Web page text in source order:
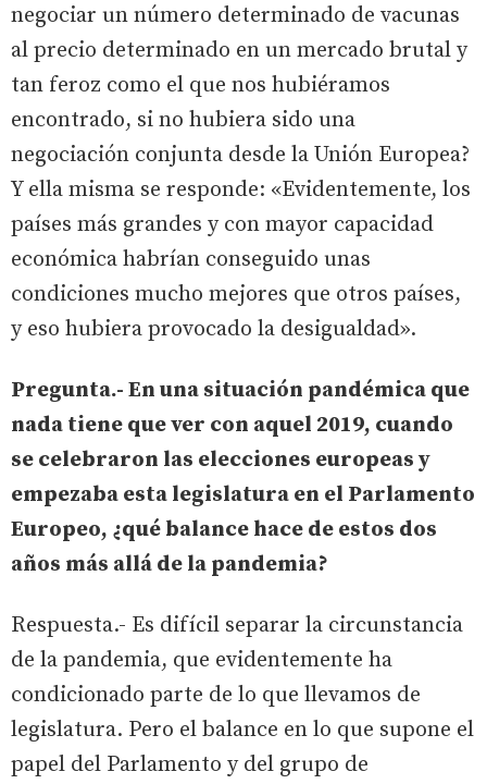
negociar un número determinado de vacunas
al precio determinado en un mercado brutal y
tan feroz como el que nos hubiéramos
encontrado, si no hubiera sido una
negociación conjunta desde la Unión Europea?
Y ella misma se responde: «Evidentemente, los
países más grandes y con mayor capacidad
económica habrían conseguido unas
condiciones mucho mejores que otros países,
y eso hubiera provocado la desigualdad».
Pregunta.- En una situación pandémica que
nada tiene que ver con aquel 2019, cuando
se celebraron las elecciones europeas y
empezaba esta legislatura en el Parlamento
Europeo, ¿qué balance hace de estos dos
años más allá de la pandemia?
Respuesta.- Es difícil separar la circunstancia
de la pandemia, que evidentemente ha
condicionado parte de lo que llevamos de
legislatura. Pero el balance en lo que supone el
papel del Parlamento y del grupo de